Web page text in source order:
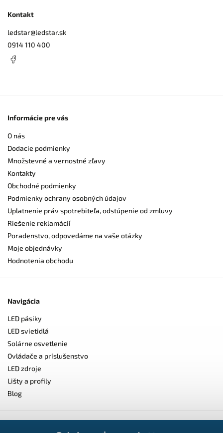
Kontakt
ledstar@ledstar.sk
0914 110 400
Informácie pre vás
O nás
Dodacie podmienky
Množstevné a vernostné zľavy
Kontakty
Obchodné podmienky
Podmienky ochrany osobných údajov
Uplatnenie práv spotrebiteľa, odstúpenie od zmluvy
Riešenie reklamácií
Poradenstvo, odpovedáme na vaše otázky
Moje objednávky
Hodnotenia obchodu
Navigácia
LED pásiky
LED svietidlá
Solárne osvetlenie
Ovládače a príslušenstvo
LED zdroje
Lišty a profily
Blog